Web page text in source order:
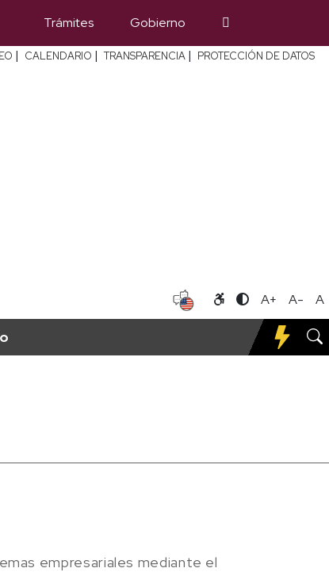
Trámites Gobierno
| CALENDARIO | TRANSPARENCIA | PROTECCIÓN DE DATOS
A+ A- A
empresariales mediante el